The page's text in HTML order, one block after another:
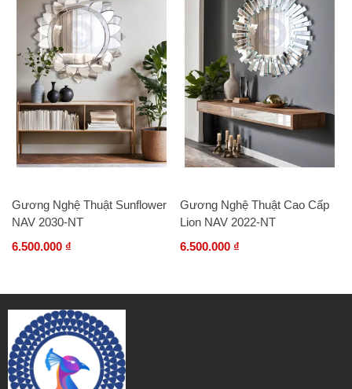
Gương Nghệ Thuật Sunflower
NAV 2030-NT
6.500.000 ₫
Gương Nghệ Thuật Cao Cấp
Lion NAV 2022-NT
6.500.000 ₫